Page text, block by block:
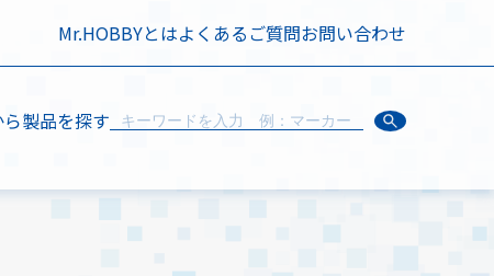
Mr.HOBBYとはよくあるご質問お問い合わせ
製品を探す